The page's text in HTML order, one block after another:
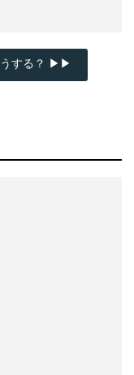
うする？ ▶▶